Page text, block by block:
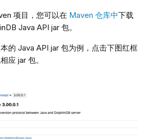
项目，您可以在 Maven 仓库中下载
Java API jar 包。
的 Java API jar 包为例，点击下图红框
应 jar 包。